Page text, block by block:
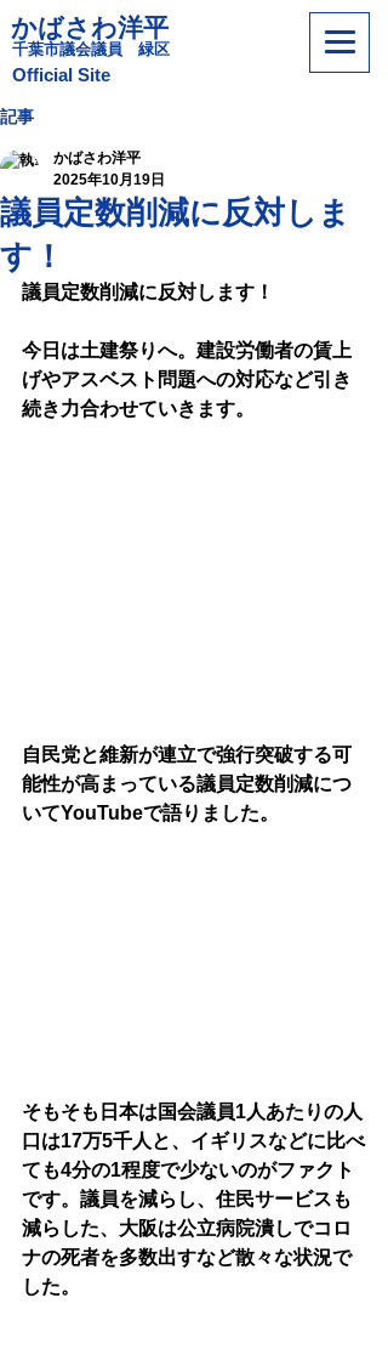
かばさわ洋平
​千葉市議会議員 緑区
​Official Site
記事
議員定数削減に反対しま
す！
かばさわ洋平
2025年10月19日
議員定数削減に反対します！
今日は土建祭りへ。建設労働者の賃上
げやアスベスト問題への対応など引き
続き力合わせていきます。
自民党と維新が連立で強行突破する可
能性が高まっている議員定数削減につ
いてYouTubeで語りました。
そもそも日本は国会議員1人あたりの人
口は17万5千人と、イギリスなどに比べ
ても4分の1程度で少ないのがファクト
です。議員を減らし、住民サービスも
減らした、大阪は公立病院潰しでコロ
ナの死者を多数出すなど散々な状況で
した。